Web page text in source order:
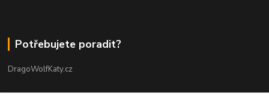
Potřebujete poradit?
DragoWolfKaty.cz